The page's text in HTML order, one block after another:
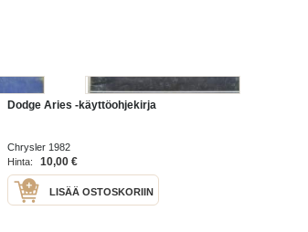
Dodge Aries -käyttöohjekirja
Chrysler 1982
Hinta:
10,00 €
LISÄÄ OSTOSKORIIN